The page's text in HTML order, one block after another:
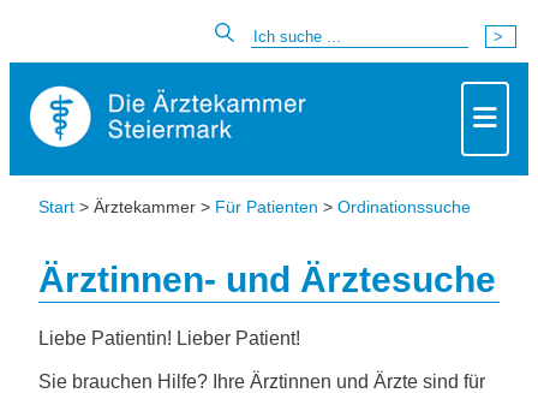
Start > Ärztekammer > Für Patienten > Ordinationssuche
Ärztinnen- und Ärztesuche
Liebe Patientin! Lieber Patient!
Sie brauchen Hilfe? Ihre Ärztinnen und Ärzte sind für